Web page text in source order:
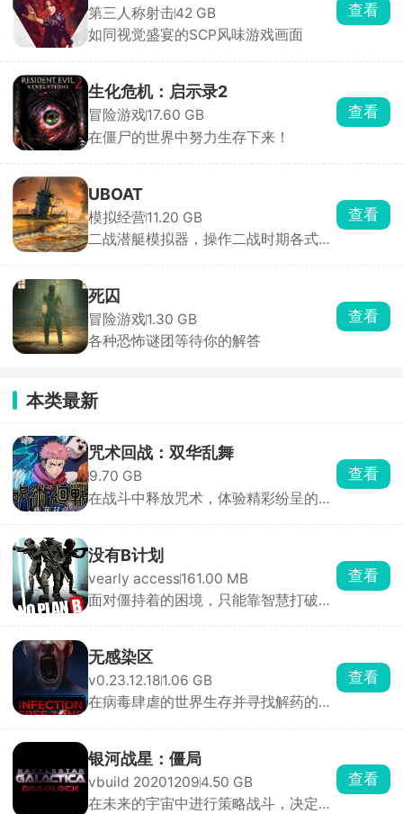
第三人称射击42 GB
如同视觉盛宴的SCP风味游戏画面
查看
生化危机：启示录2
冒险游戏17.60 GB
在僵尸的世界中努力生存下来！
查看
UBOAT
模拟经营11.20 GB
二战潜艇模拟器，操作二战时期各式各
查看
死囚
冒险游戏1.30 GB
各种恐怖谜团等待你的解答
查看
本类最新
咒术回战：双华乱舞
9.70 GB
在战斗中释放咒术，体验精彩纷呈的决
查看
没有B计划
vearly access161.00 MB
面对僵持着的困境，只能靠智慧打破局
查看
无感染区
v0.23.12.181.06 GB
在病毒肆虐的世界生存并寻找解药的冒
查看
银河战星：僵局
vbuild 202012094.50 GB
在未来的宇宙中进行策略战斗，决定整
查看